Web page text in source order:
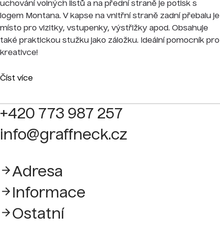
uchování volných listů a na přední straně je potisk s
logem Montana. V kapse na vnitřní straně zadní přebalu je
místo pro vizitky, vstupenky, výstřižky apod. Obsahuje
také praktickou stužku jako záložku. Ideální pomocník pro
kreativce!
Číst více
+420 773 987 257
info@graffneck.cz
Adresa
Informace
Ostatní